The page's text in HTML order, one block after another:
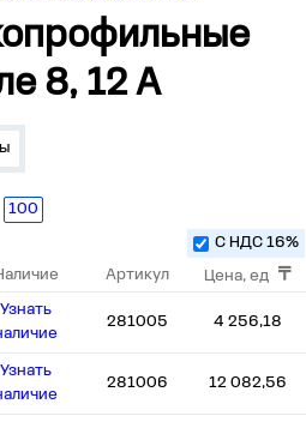
8, 12 А
100
Артикул Цена, ед
С НДС 16%
Узнать
281005 4 256,18
Узнать
281006 12 082,56